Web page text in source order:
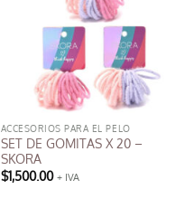
ACCESORIOS PARA EL PELO
SET DE GOMITAS X 20 –
SKORA
$1,500.00 + IVA